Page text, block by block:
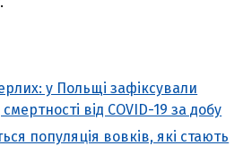
у Польщі зафіксували
від COVID-19 за добу
популяція вовків, які стають